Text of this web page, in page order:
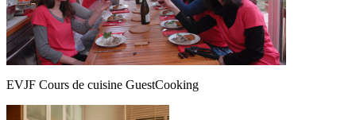
EVJF Cours de cuisine GuestCooking